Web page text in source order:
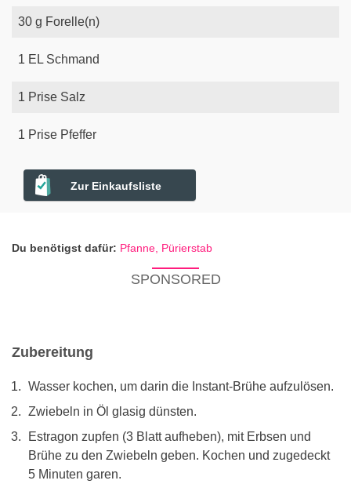
30 g Forelle(n)
1 EL Schmand
1 Prise Salz
1 Prise Pfeffer
Zur Einkaufsliste
Du benötigst dafür: Pfanne, Pürierstab
SPONSORED
Zubereitung
Wasser kochen, um darin die Instant-Brühe aufzulösen.
Zwiebeln in Öl glasig dünsten.
Estragon zupfen (3 Blatt aufheben), mit Erbsen und
Brühe zu den Zwiebeln geben. Kochen und zugedeckt
5 Minuten garen.